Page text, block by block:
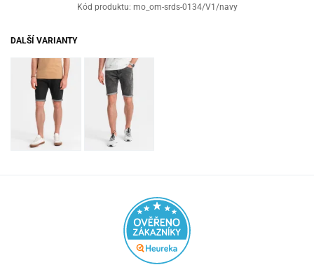
Kód produktu: mo_om-srds-0134/V1/navy
DALŠÍ VARIANTY